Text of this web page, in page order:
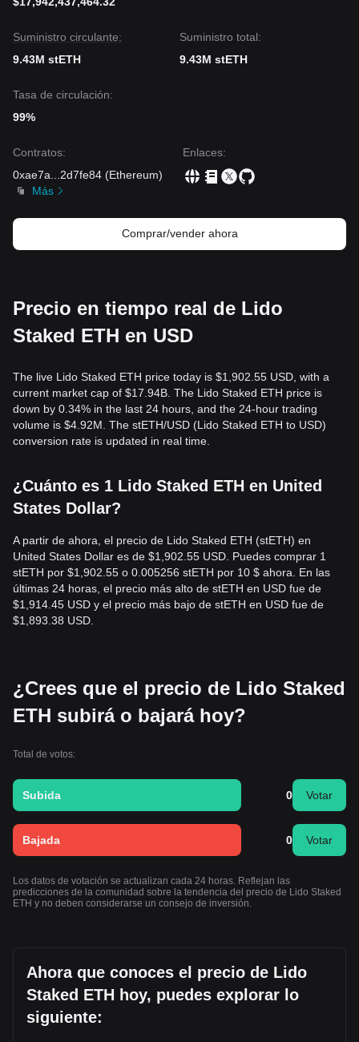
Suministro circulante:
9.43M stETH
Suministro total:
9.43M stETH
Tasa de circulación:
99%
Contratos:
0xae7a
2d7fe84 (Ethereum)
Más
Enlaces:
Comprar/vender ahora
Precio en tiempo real de Lido
Staked ETH en USD
The live Lido Staked ETH price today is $1,902.55 USD, with a
current market cap of $17.94B. The Lido Staked ETH price is
down by 0.34% in the last 24 hours, and the 24-hour trading
volume is $4.92M. The stETH/USD (Lido Staked ETH to USD)
conversion rate is updated in real time.
¿Cuánto es 1 Lido Staked ETH en United
States Dollar?
A partir de ahora, el precio de Lido Staked ETH (stETH) en
United States Dollar es de $1,902.55 USD. Puedes comprar 1
stETH por $1,902.55 o 0.005256 stETH por 10 $ ahora. En las
últimas 24 horas, el precio más alto de stETH en USD fue de
$1,914.45 USD y el precio más bajo de stETH en USD fue de
$1,893.38 USD.
¿Crees que el precio de Lido Staked
ETH subirá o bajará hoy?
Total de votos:
Subida 0 Votar
Bajada 0 Votar
Los datos de votación se actualizan cada 24 horas. Reflejan las
predicciones de la comunidad sobre la tendencia del precio de Lido Staked
ETH y no deben considerarse un consejo de inversión.
Ahora que conoces el precio de Lido
Staked ETH hoy, puedes explorar lo
siguiente: